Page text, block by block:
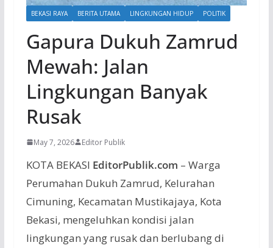
BEKASI RAYA BERITA UTAMA LINGKUNGAN HIDUP POLITIK
Gapura Dukuh Zamrud
Mewah: Jalan
Lingkungan Banyak
Rusak
May 7, 2026 Editor Publik
KOTA BEKASI EditorPublik.com – Warga
Perumahan Dukuh Zamrud, Kelurahan
Cimuning, Kecamatan Mustikajaya, Kota
Bekasi, mengeluhkan kondisi jalan
lingkungan yang rusak dan berlubang di